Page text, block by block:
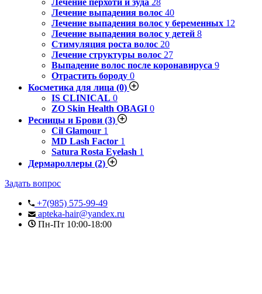
Лечение перхоти и зуда 28
Лечение выпадения волос 40
Лечение выпадения волос у беременных 12
Лечение выпадения волос у детей 8
Стимуляция роста волос 20
Лечение структуры волос 27
Выпадение волос после коронавируса 9
Отрастить бороду 0
Косметика для лица (0)
IS CLINICAL 0
ZO Skin Health OBAGI 0
Ресницы и Брови (3)
Cil Glamour 1
MD Lash Factor 1
Satura Rosta Eyelash 1
Дермароллеры (2)
Задать вопрос
+7(985) 575-99-49
apteka-hair@yandex.ru
Пн-Пт 10:00-18:00